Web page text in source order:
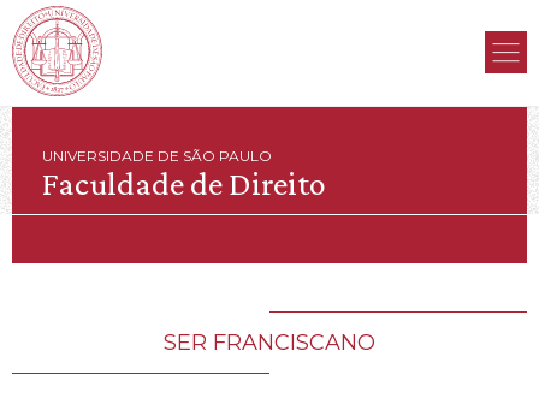
UNIVERSIDADE DE SÃO PAULO
Faculdade de Direito
SER FRANCISCANO